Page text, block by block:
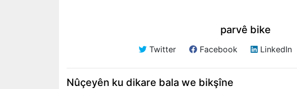
parvê bike
Twitter Facebook LinkedIn
Nûçeyên ku dikare bala we bikşîne